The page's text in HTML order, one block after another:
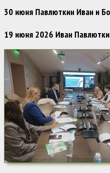
30 июня Павлюткин Иван и
19 июня 2026 Иван